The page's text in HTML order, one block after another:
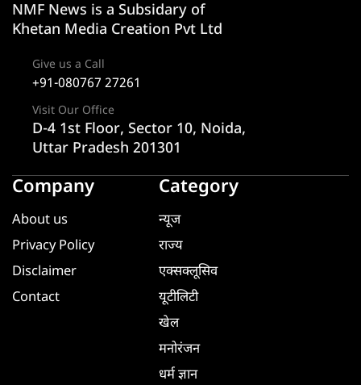
NMF News is a Subsidary of
Khetan Media Creation Pvt Ltd
Give us a Call
+91-080767 27261
Visit Our Office
D-4 1st Floor, Sector 10, Noida,
Uttar Pradesh 201301
Company
About us
Privacy Policy
Disclaimer
Contact
Category
न्यूज
राज्य
एक्सक्लूसिव
यूटीलिटी
खेल
मनोरंजन
धर्म ज्ञान